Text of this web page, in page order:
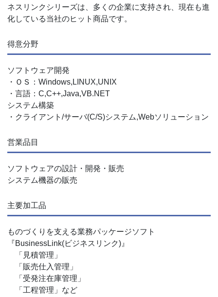
ネスリンクシリーズは、多くの企業に支持され、現在も進
化している当社のヒット商品です。
得意分野
ソフトウェア開発
・ＯＳ：Windows,LINUX,UNIX
・言語：C,C++,Java,VB.NET
システム構築
・クライアント/サーバ(C/S)システム,Webソリューション
営業品目
ソフトウェアの設計・開発・販売
システム機器の販売
主要加工品
ものづくりを支える業務パッケージソフト
『BusinessLink(ビジネスリンク)』
「見積管理」
「販売仕入管理」
「受発注在庫管理」
「工程管理」など